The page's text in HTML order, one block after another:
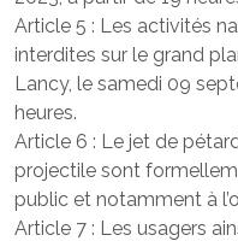
Article 5 : Les activités
interdites sur le grand
Lancy, le samedi 09
heures.
Article 6 : Le jet de
projectile sont
public et notamment à
Article 7 : Les usagers